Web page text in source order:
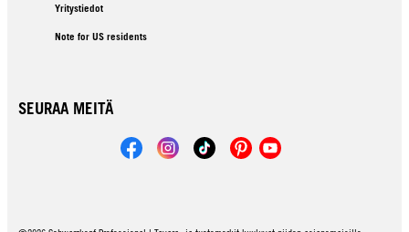
Yritystiedot
Note for US residents
SEURAA MEITÄ